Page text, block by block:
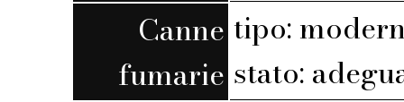
Canne
fumarie
tipo:
stato: